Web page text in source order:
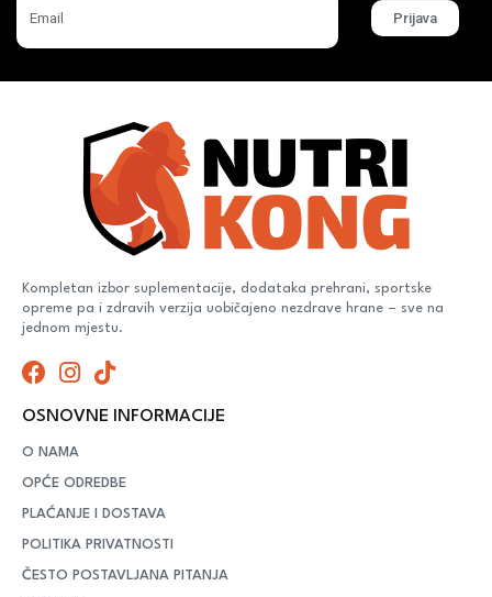
Prijava
Kompletan izbor suplementacije, dodataka prehrani, sportske
opreme pa i zdravih verzija uobičajeno nezdrave hrane – sve na
jednom mjestu.
OSNOVNE INFORMACIJE
O NAMA
OPĆE ODREDBE
PLAĆANJE I DOSTAVA
POLITIKA PRIVATNOSTI
ČESTO POSTAVLJANA PITANJA